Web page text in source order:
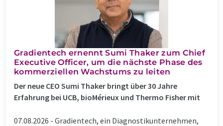
Gradientech ernennt Sumi Thaker zum Chief
Executive Officer, um die nächste Phase des
kommerziellen Wachstums zu leiten
Der neue CEO Sumi Thaker bringt über 30 Jahre
Erfahrung bei UCB, bioMérieux und Thermo Fisher mit
07.08.2026 - Gradientech, ein Diagnostikunternehmen,